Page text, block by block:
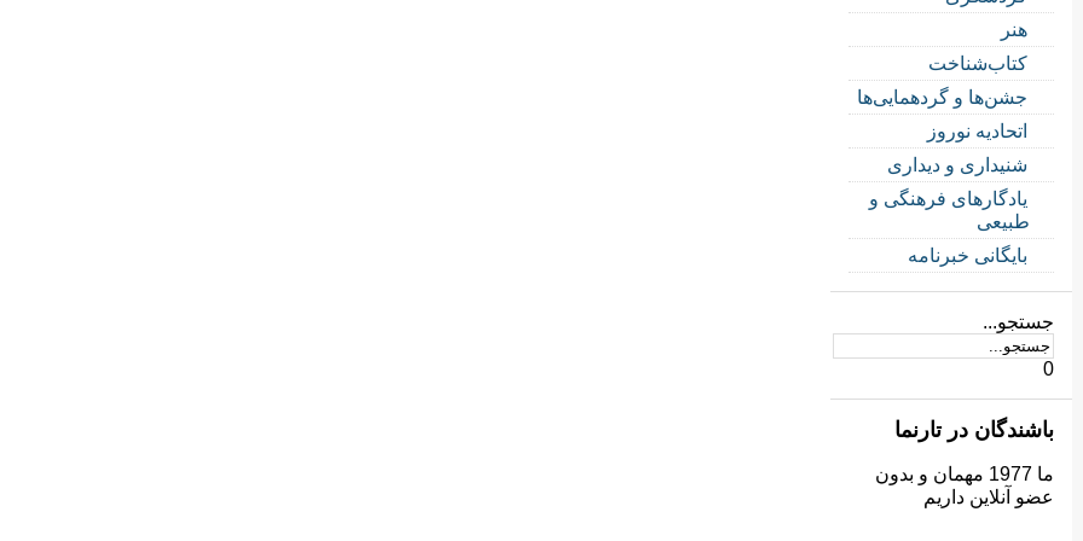
هنر
کتاب‌شناخت
جشن‌ها و گردهمایی‌ها
اتحادیه نوروز
شنیداری و دیداری
یادگارهای فرهنگی و
طبیعی
بایگانی خبرنامه
جستجو...
0
باشندگان در تارنما
ما 1977 مهمان و بدون
عضو آنلاین داریم